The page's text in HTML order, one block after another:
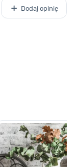
Dodaj opinię